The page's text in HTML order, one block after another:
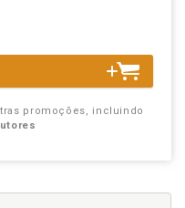
promoções, incluindo